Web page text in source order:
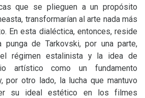
que se plieguen a un propósito
transformarían al arte nada más
En esta dialéctica, entonces, reside
de Tarkovski, por una parte,
régimen estalinista y la idea de
artístico como un fundamento
por otro lado, la lucha que mantuvo
su ideal estético en los filmes